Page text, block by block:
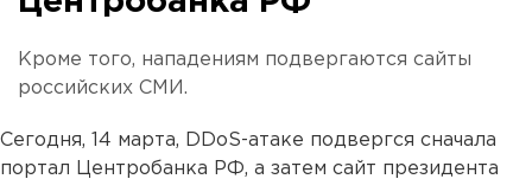
Кроме того, нападениям подвергаются сайты
российских СМИ.
Сегодня, 14 марта, DDoS-атаке подвергся сначала
портал Центробанка РФ, а затем сайт президента